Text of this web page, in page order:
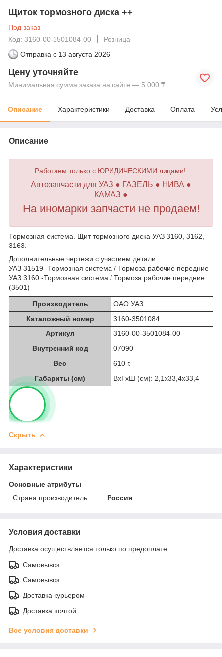
Щиток тормозного диска ++
Под заказ
Код: 3160-00-3501084-00
Розница
Отправка с 13 августа 2026
Цену уточняйте
Минимальная сумма заказа на сайте — 5 000 ₸
Описание Характеристики Доставка Оплата
Описание
Работаем только с ЮРИДИЧЕСКИМИ лицами!
Автозапчасти для УАЗ ● ГАЗЕЛЬ ● НИВА ●
КАМАЗ ●
На иномарки запчасти не продаем!
Тормозная система. Щит тормозного диска УАЗ 3160, 3162,
3163.
Дополнительные чертежи с участием детали:
УАЗ 31519 -Тормозная система / Тормоза рабочие передние
УАЗ 3160 -Тормозная система / Тормоза рабочие передние
(3501)
Производитель
ОАО УАЗ
Каталожный номер
3160-3501084
Артикул
3160-00-3501084-00
Внутренний код
07090
Вес
610 г.
Габариты (см)
ВхГхШ (см): 2,1х33,4х33,4
Скрыть
Характеристики
Основные атрибуты
Страна производитель
Россия
Условия доставки
Доставка осуществляется только по предоплате.
Самовывоз
Самовывоз
Доставка курьером
Доставка почтой
Все условия доставки